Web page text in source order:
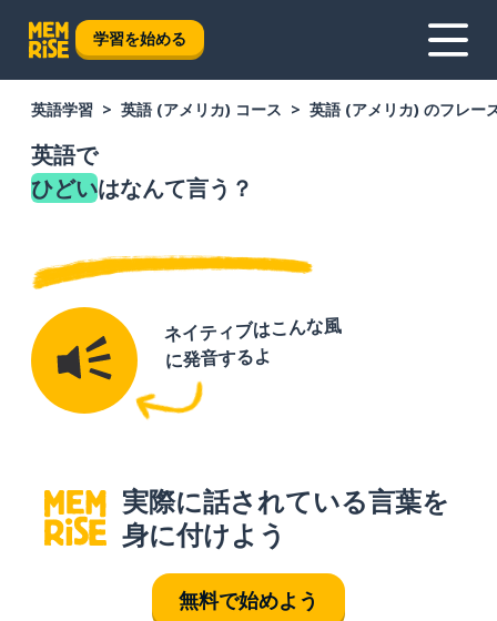
学習を始める
英語学習 英語 (アメリカ) コース 英語 (アメリカ) のフレー
英語で
ひどいはなんて言う？
ネイティブはこんな風
に発音するよ
実際に話されている言葉を
身に付けよう
無料で始めよう